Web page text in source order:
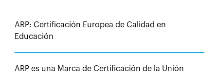
ARP: Certificación Europea de Calidad en
Educación
ARP es una Marca de Certificación de la Unión